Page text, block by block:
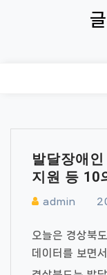
발달장애
지원 등 10
admin
오늘은 경상북
데이터를 보면